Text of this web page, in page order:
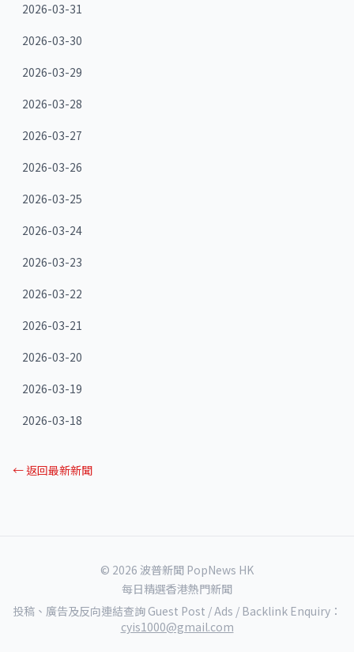
2026-03-31
2026-03-30
2026-03-29
2026-03-28
2026-03-27
2026-03-26
2026-03-25
2026-03-24
2026-03-23
2026-03-22
2026-03-21
2026-03-20
2026-03-19
2026-03-18
← 返回最新新聞
© 2026 波普新聞 PopNews HK
每日精選香港熱門新聞
投稿、廣告及反向連結查詢 Guest Post / Ads / Backlink Enquiry：
cyis1000@gmail.com